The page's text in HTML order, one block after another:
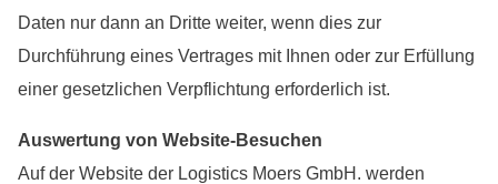
Daten nur dann an Dritte weiter, wenn dies zur
Durchführung eines Vertrages mit Ihnen oder zur Erfüllung
einer gesetzlichen Verpflichtung erforderlich ist.
Auswertung von Website-Besuchen
Auf der Website der Logistics Moers GmbH. werden